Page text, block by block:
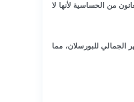
من الحساسية لأنها لا
الجمالي للبورسلان، مما